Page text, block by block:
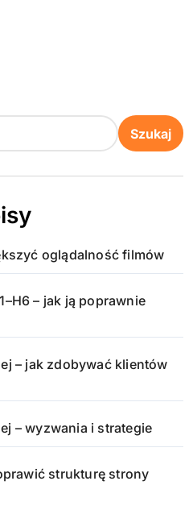
Szukaj
oglądalność filmów
– jak ją poprawnie
– jak zdobywać klientów
– wyzwania i strategie
strukturę strony